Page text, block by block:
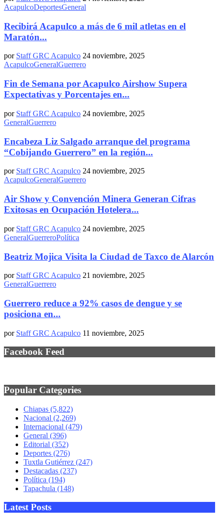
AcapulcoDeportesGeneral
Recibirá Acapulco a más de 6 mil atletas en el
Maratón...
por Staff GRC Acapulco 24 noviembre, 2025
AcapulcoGeneralGuerrero
Fin de Semana por Acapulco Airshow Supera
Expectativas y Porcentajes en...
por Staff GRC Acapulco 24 noviembre, 2025
GeneralGuerrero
Encabeza Liz Salgado arranque del programa
“Cobijando Guerrero” en la región...
por Staff GRC Acapulco 24 noviembre, 2025
AcapulcoGeneralGuerrero
Air Show y Convención Minera Generan Cifras
Exitosas en Ocupación Hotelera...
por Staff GRC Acapulco 24 noviembre, 2025
GeneralGuerreroPolítica
Beatriz Mojica Visita la Ciudad de Taxco de Alarcón
por Staff GRC Acapulco 21 noviembre, 2025
GeneralGuerrero
Guerrero reduce a 92% casos de dengue y se
posiciona en...
por Staff GRC Acapulco 11 noviembre, 2025
Facebook Feed
Popular Categories
Chiapas (5,822)
Nacional (2,269)
Internacional (479)
General (396)
Editorial (352)
Deportes (276)
Tuxtla Gutiérrez (247)
Destacadas (237)
Política (194)
Tapachula (148)
Latest Posts